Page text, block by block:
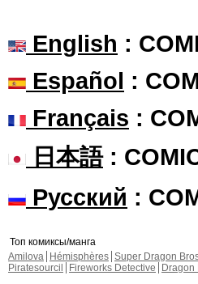
English :
Español :
Français :
日本語:
Русский :
Топ комиксы/манга
Amilova
Hémisphères Super Dragon
Piratesourcil
Fireworks Detective Dragon